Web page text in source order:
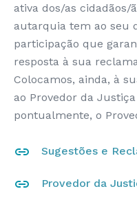
ativa dos/as cidadãos/
autarquia tem ao seu
participação que
resposta à sua
Colocamos, ainda, à
ao Provedor da
pontualmente, o
Sugestões e
Provedor da